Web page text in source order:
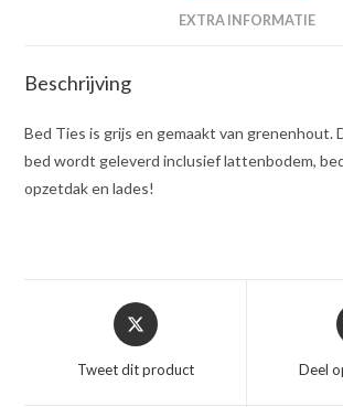
EXTRA INFORMATIE
Beschrijving
Bed Ties is grijs en gemaakt van grenenhout.
bed wordt geleverd inclusief lattenbodem,
opzetdak en lades!
Opent
in
nieuw
Tweet dit product
in
Deel